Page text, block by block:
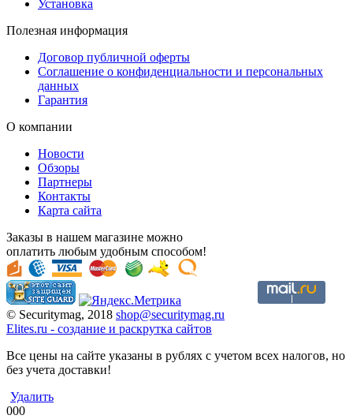
Установка
Полезная информация
Договор публичной оферты
Соглашение о конфиденциальности и персональных
данных
Гарантия
О компании
Новости
Обзоры
Партнеры
Контакты
Карта сайта
Заказы в нашем магазине можно
оплатить любым удобным способом!
© Securitymag, 2018 shop@securitymag.ru
Elites.ru - cоздание и раскрутка сайтов
Все цены на сайте указаны в рублях с учетом всех налогов, но
без учета доставки!
Удалить
000